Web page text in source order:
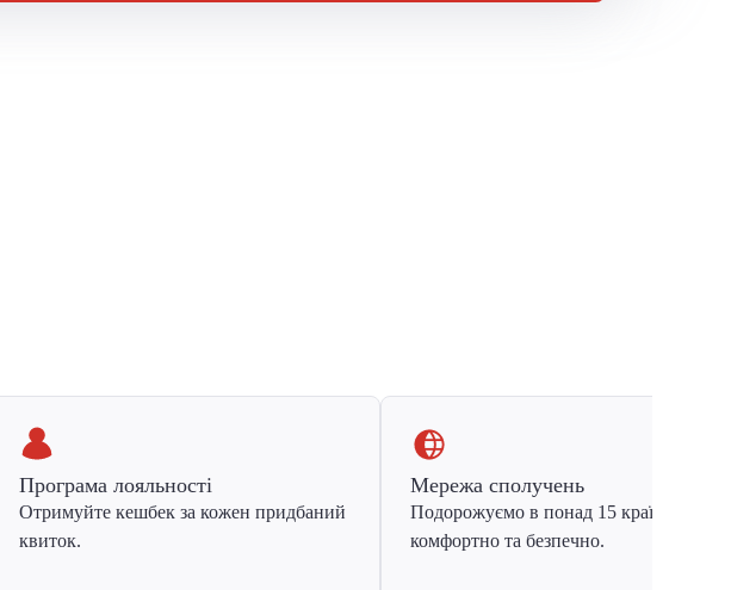
Програма лояльності
Отримуйте кешбек за кожен придбаний
квиток.
Мережа сполучень
Подорожуємо в понад 15 країн Європи
комфортно та безпечно.